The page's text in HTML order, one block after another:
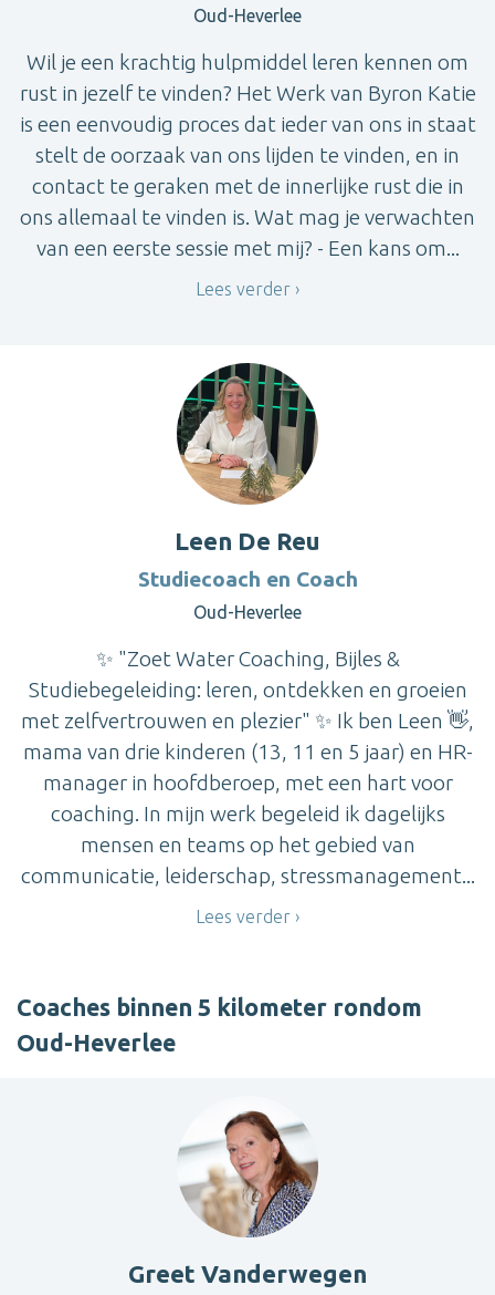
Oud-Heverlee
Wil je een krachtig hulpmiddel leren kennen om
rust in jezelf te vinden? Het Werk van Byron Katie
is een eenvoudig proces dat ieder van ons in staat
stelt de oorzaak van ons lijden te vinden, en in
contact te geraken met de innerlijke rust die in
ons allemaal te vinden is. Wat mag je verwachten
van een eerste sessie met mij? - Een kans om...
Lees verder
Leen De Reu
Studiecoach en Coach
Oud-Heverlee
✨ "Zoet Water Coaching, Bijles &
Studiebegeleiding: leren, ontdekken en groeien
met zelfvertrouwen en plezier" ✨ Ik ben Leen 👋,
mama van drie kinderen (13, 11 en 5 jaar) en HR-
manager in hoofdberoep, met een hart voor
coaching. In mijn werk begeleid ik dagelijks
mensen en teams op het gebied van
communicatie, leiderschap, stressmanagement...
Lees verder
Coaches binnen 5 kilometer rondom
Oud-Heverlee
Greet Vanderwegen